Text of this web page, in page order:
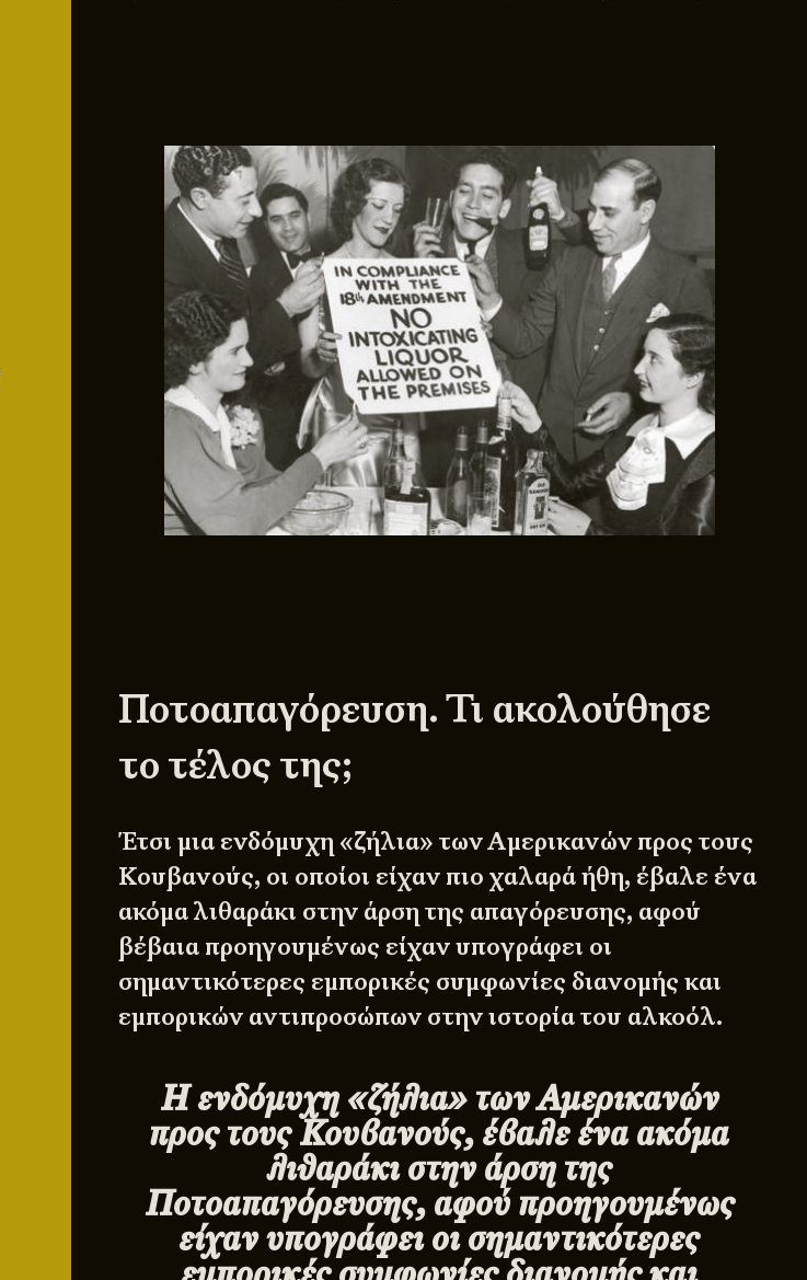
Ποτοαπαγόρευση. Τι ακολούθησε
το τέλος της;
Έτσι μια ενδόμυχη «ζήλια» των Αμερικανών προς τους
Κουβανούς, οι οποίοι είχαν πιο χαλαρά ήθη, έβαλε ένα
ακόμα λιθαράκι στην άρση της απαγόρευσης, αφού
βέβαια προηγουμένως είχαν υπογράφει οι
σημαντικότερες εμπορικές συμφωνίες διανομής και
εμπορικών αντιπροσώπων στην ιστορία του αλκοόλ.
Η ενδόμυχη «ζήλια» των Αμερικανών
προς τους Κουβανούς, έβαλε ένα ακόμα
λιθαράκι στην άρση της
Ποτοαπαγόρευσης, αφού προηγουμένως
είχαν υπογράφει οι σημαντικότερες